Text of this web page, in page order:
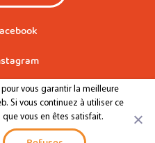
Confidentialité
vous garantir la meilleure
Si vous continuez à utiliser ce
vous en êtes satisfait.